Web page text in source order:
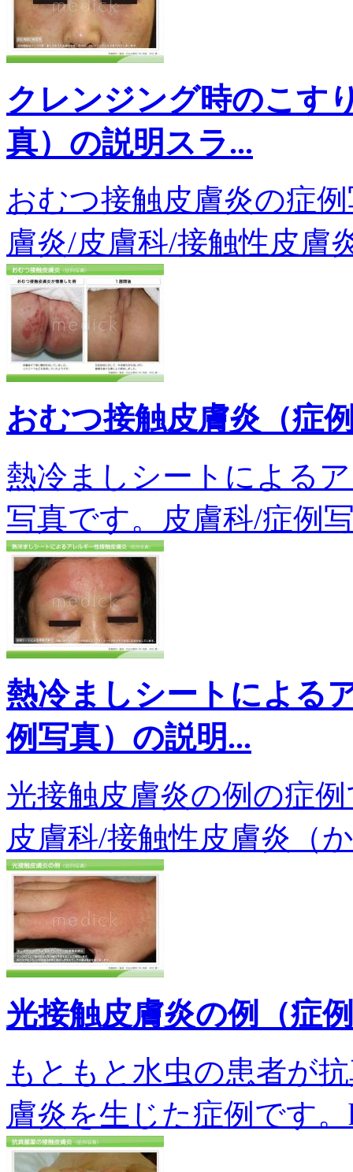
クレンジング時のこす
真）の説明スラ...
おむつ接触皮膚炎の症
膚炎/皮膚科/接触性皮膚
おむつ接触皮膚炎（症
熱冷ましシートによる
写真です。皮膚科/症例
熱冷ましシートによる
例写真）の説明...
光接触皮膚炎の例の症
皮膚科/接触性皮膚炎（
光接触皮膚炎の例（症
もともと水虫の患者が
膚炎を生じた症例です